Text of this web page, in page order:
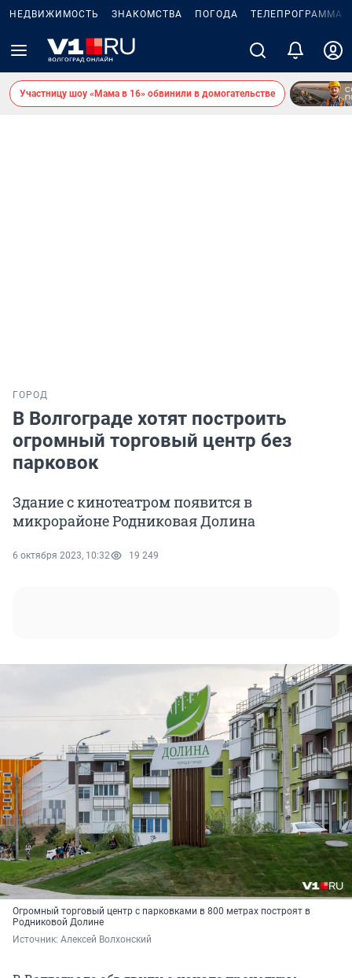
НЕДВИЖИМОСТЬ ЗНАКОМСТВА ПОГОДА ТЕЛЕПРОГРАММА
Участницу шоу «Мама в 16» обвинили в домогательстве
ГОРОД
В Волгограде хотят построить
огромный торговый центр без
парковок
Здание с кинотеатром появится в
микрорайоне Родниковая Долина
6 октября 2023, 10:32 19 249
Огромный торговый центр с парковками в 800 метрах построят в
Родниковой Долине
Источник: Алексей Волхонский